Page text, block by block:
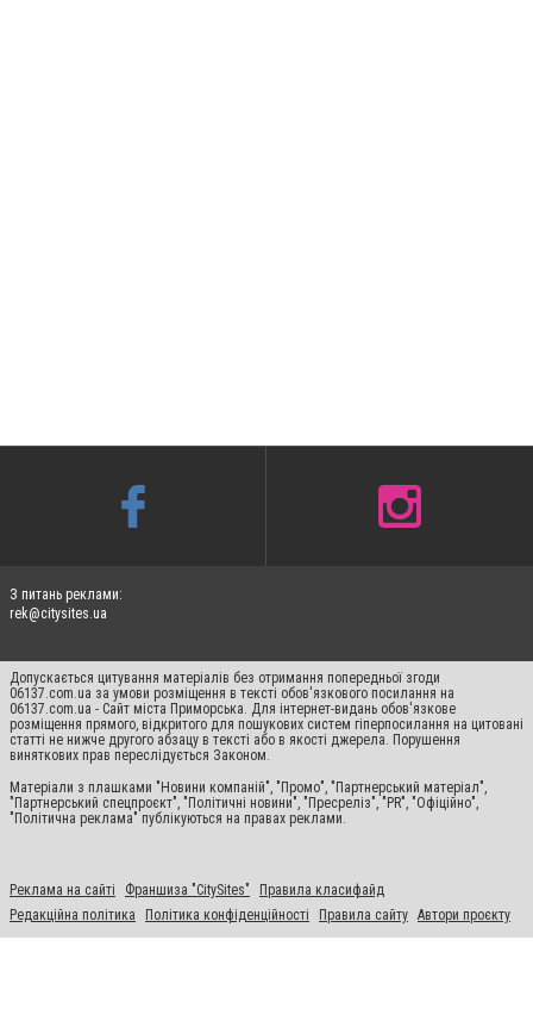
З питань реклами:
rek@citysites.ua
Допускається цитування матеріалів без отримання попередньої згоди
06137.com.ua за умови розміщення в тексті обов'язкового посилання на
06137.com.ua - Сайт міста Приморська. Для інтернет-видань обов'язкове
розміщення прямого, відкритого для пошукових систем гіперпосилання на цитовані
статті не нижче другого абзацу в тексті або в якості джерела. Порушення
виняткових прав переслідується Законом.
Матеріали з плашками "Новини компаній", "Промо", "Партнерський матеріал",
"Партнерський спецпроєкт", "Політичні новини", "Пресреліз", "PR", "Офіційно",
"Політична реклама" публікуються на правах реклами.
Реклама на сайті Франшиза "CitySites"
Правила класифайд
Редакційна політика
Політика конфіденційності Правила сайту Автори проєкту